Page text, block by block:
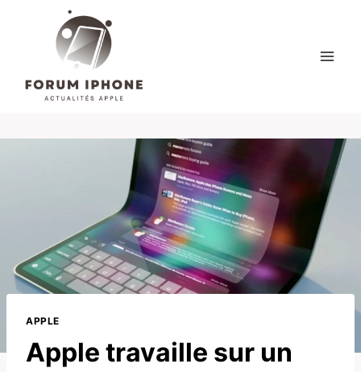
APPLE
Apple travaille sur un